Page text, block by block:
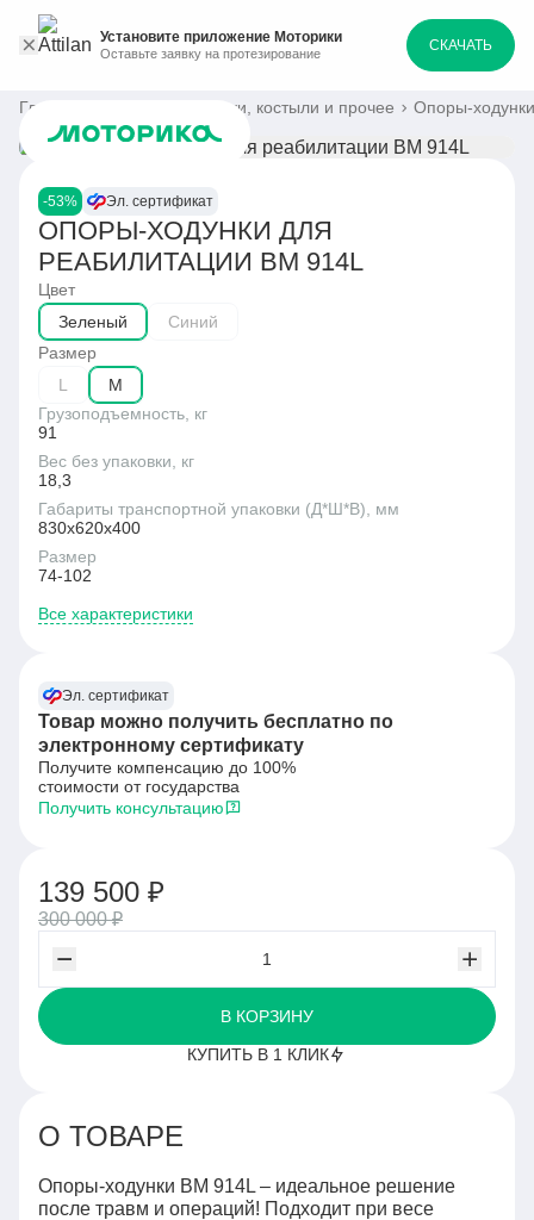
Установите приложение Моторики
Оставьте заявку на протезирование СКАЧАТЬ
Главная Ходунки, костыли и прочее Опоры-
-53% Эл. сертификат
ОПОРЫ-ХОДУНКИ ДЛЯ
РЕАБИЛИТАЦИИ BM 914L
Цвет
Зеленый
Синий
Размер
L
M
Грузоподъемность, кг
91
Вес без упаковки, кг
18,3
Габариты транспортной упаковки (Д*Ш*В), мм
830х620х400
Размер
74-102
Все характеристики
Эл. сертификат
Товар можно получить бесплатно по
электронному сертификату
Получите компенсацию до 100%
стоимости от государства
Получить консультацию
139 500 ₽
300 000 ₽
В КОРЗИНУ
КУПИТЬ В 1 КЛИК
О ТОВАРЕ
Опоры-ходунки BM 914L – идеальное решение
после травм и операций! Подходит при весе